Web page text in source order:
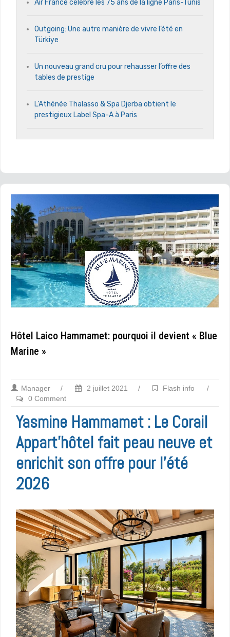
Air France célèbre les 75 ans de la ligne Paris-Tunis
Outgoing: Une autre manière de vivre l’été en
Türkiye
Un nouveau grand cru pour rehausser l’offre des
tables de prestige
L’Athénée Thalasso & Spa Djerba obtient le
prestigieux Label Spa-A à Paris
Hôtel Laico Hammamet: pourquoi il devient « Blue
Marine »
Manager / 2 juillet 2021 / Flash info
/
0 Comment
Yasmine Hammamet : Le Corail
Appart’hôtel fait peau neuve et
enrichit son offre pour l’été
2026